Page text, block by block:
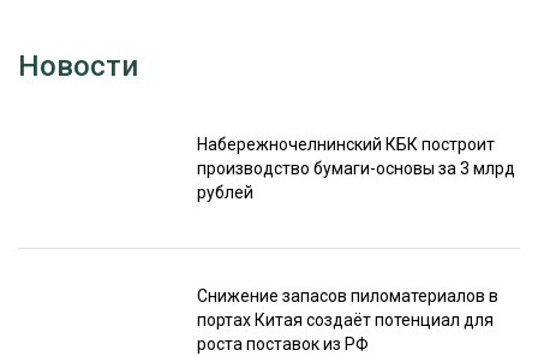
Новости
Набережночелнинский КБК построит
производство бумаги-основы за 3 млрд
рублей
Снижение запасов пиломатериалов в
портах Китая создаёт потенциал для
роста поставок из РФ